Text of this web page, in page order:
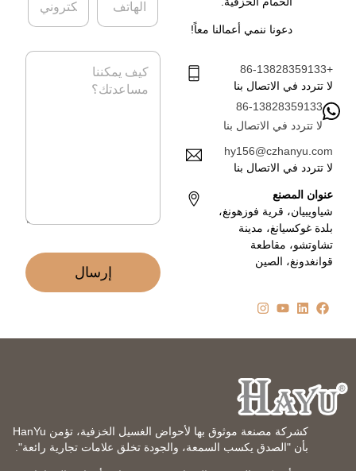
دعونا ننمي أعمالنا معاً!
+86-13828359133
لا تتردد في الاتصال بنا
86-13828359133
لا تتردد في الاتصال بنا
hy156@czhanyu.com
لا تتردد في الاتصال بنا
عنوان المصنع
شياويبيان، قرية فوزهونغ،
بلدة غوكسيانغ، مدينة
تشاوتشو، مقاطعة
قوانغدونغ، الصين
ب
ي
ه
ت
ف
ا
إرسال
كشركة مصنعة موثوق بها لأحواض الغسيل الخزفية، تؤمن HanYu
بأن "الصدق يكسب السمعة، والجودة تخلق علامات تجارية رائعة".